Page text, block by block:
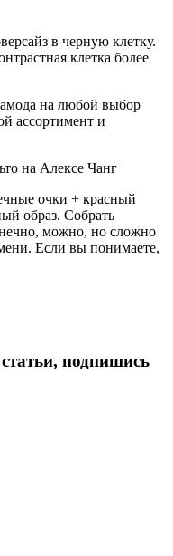
в черную клетку.
клетка более
на любой выбор
ассортимент и
на Алексе Чанг
очки + красный
образ. Собрать
можно, но сложно
Если вы понимаете,
подпишись